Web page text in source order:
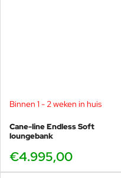
Binnen 1 - 2 weken in huis
Cane-line Endless Soft
loungebank
€4.995,00